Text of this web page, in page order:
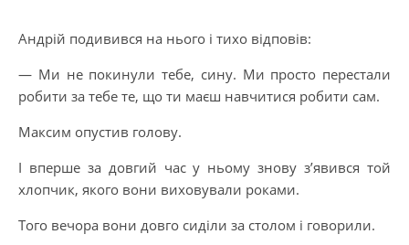
Андрій подивився на нього і тихо відповів:
— Ми не покинули тебе, сину. Ми просто перестали
робити за тебе те, що ти маєш навчитися робити сам.
Максим опустив голову.
І вперше за довгий час у ньому знову з’явився той
хлопчик, якого вони виховували роками.
Того вечора вони довго сиділи за столом і говорили.